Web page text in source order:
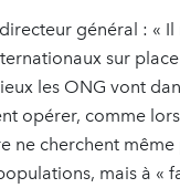
général : « Il
sur
les ONG vont
opérer, comme
ne cherchent
mais à «